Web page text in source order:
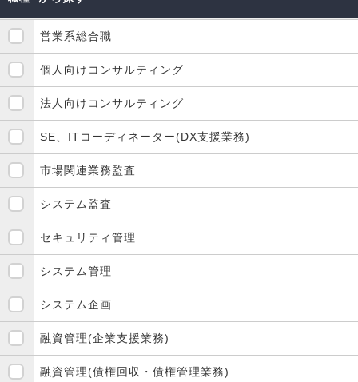
営業系総合職
個人向けコンサルティング
法人向けコンサルティング
SE、ITコーディネーター(DX支援業務)
市場関連業務監査
システム監査
セキュリティ管理
システム管理
システム企画
融資管理(企業支援業務)
融資管理(債権回収・債権管理業務)